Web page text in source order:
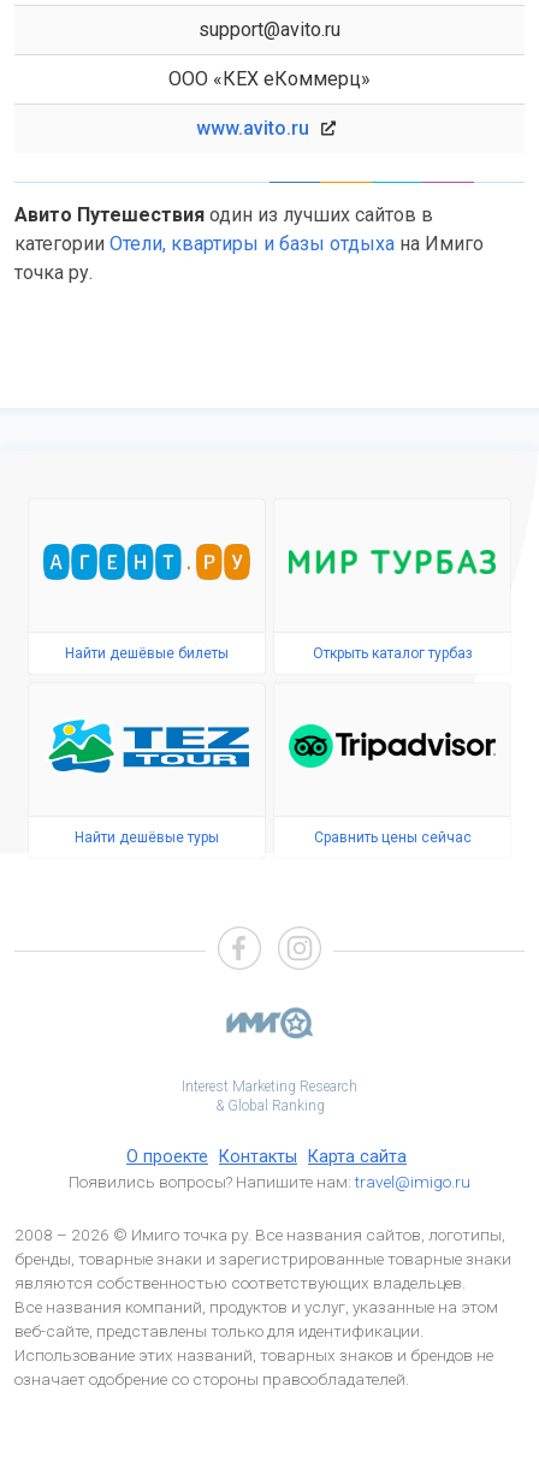
support@avito.ru
ООО «КЕХ еКоммерц»
www.avito.ru
Авито Путешествия один из лучших сайтов в
категории Отели, квартиры и базы отдыха на Имиго
точка ру.
Найти дешёвые билеты Открыть каталог турбаз
Найти дешёвые туры Сравнить цены сейчас
Interest Marketing Research
& Global Ranking
О проекте Контакты Карта сайта
Появились вопросы? Напишите нам:travel@imigo.ru
2008 – 2026 © Имиго точка ру. Все названия сайтов, логотипы,
бренды, товарные знаки и зарегистрированные товарные знаки
являются собственностью соответствующих владельцев.
Все названия компаний, продуктов и услуг, указанные на этом
веб-сайте, представлены только для идентификации.
Использование этих названий, товарных знаков и брендов не
означает одобрение со стороны правообладателей.